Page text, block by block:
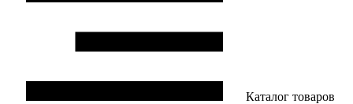
Каталог товаров